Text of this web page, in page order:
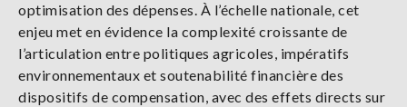
optimisation des dépenses. À l’échelle nationale, cet
enjeu met en évidence la complexité croissante de
l’articulation entre politiques agricoles, impératifs
environnementaux et soutenabilité financière des
dispositifs de compensation, avec des effets directs sur